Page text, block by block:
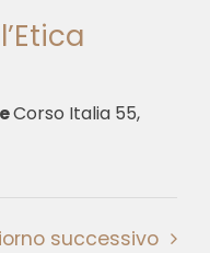
Corso Italia 55,
successivo